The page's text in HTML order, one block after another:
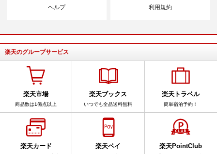
ヘルプ 利用規約
楽天のグループサービス
楽天市場
商品数は1億点以上
楽天ブックス
いつでも全品送料無料
楽天トラベル
簡単宿泊予約！
楽天カード 楽天ペイ 楽天PointClub